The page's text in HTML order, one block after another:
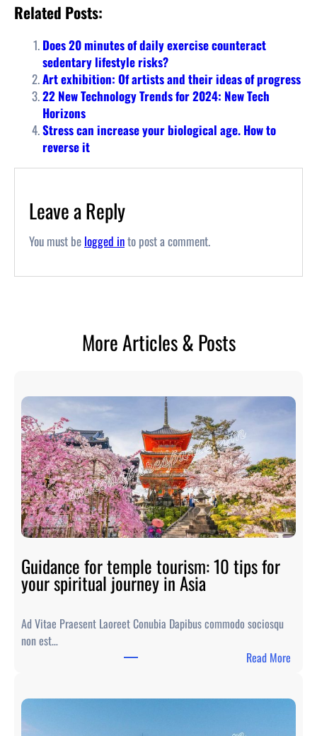
Related Posts:
Does 20 minutes of daily exercise counteract
sedentary lifestyle risks?
Art exhibition: Of artists and their ideas of progress
22 New Technology Trends for 2024: New Tech
Horizons
Stress can increase your biological age. How to
reverse it
Leave a Reply
You must be logged into post a comment.
More Articles & Posts
Guidance for temple tourism: 10 tips for
your spiritual journey in Asia
Ad Vitae Praesent Laoreet Conubia Dapibus commodo sociosqu
non est…
Read More: